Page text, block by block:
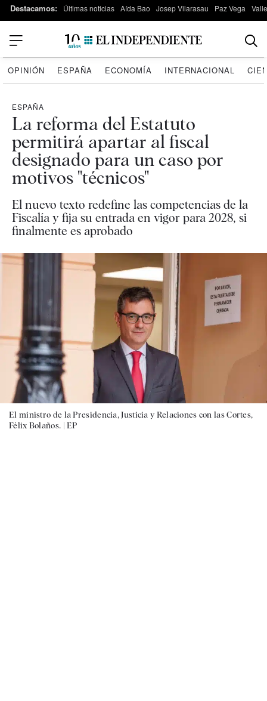
Destacamos: Últimas noticias Aída Bao Josep Vilarasau Paz Vega
OPINIÓN ESPAÑA ECONOMÍA INTERNACIONAL
ESPAÑA
La reforma del Estatuto
permitirá apartar al fiscal
designado para un caso por
motivos "técnicos"
El nuevo texto redefine las competencias de la
Fiscalía y fija su entrada en vigor para 2028, si
finalmente es aprobado
El ministro de la Presidencia, Justicia y Relaciones con las Cortes,
Félix Bolaños. |EP